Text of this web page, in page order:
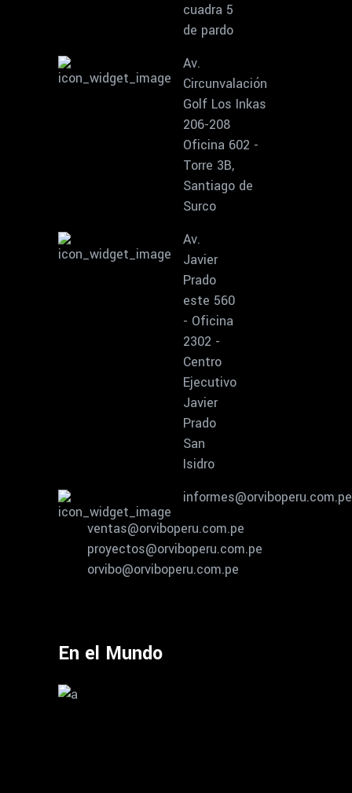
cuadra 5
de pardo
Av.
Circunvalación
Golf Los Inkas
206-208
Oficina 602 -
Torre 3B,
Santiago de
Surco
Av.
Javier
Prado
este 560
- Oficina
2302 -
Centro
Ejecutivo
Javier
Prado
San
Isidro
informes@orviboperu.com.pe
ventas@orviboperu.com.pe
proyectos@orviboperu.com.pe
orvibo@orviboperu.com.pe
En el Mundo